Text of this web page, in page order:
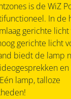
is de WiZ
In de
gerichte
gerichte licht
biedt de lamp
lamp, talloze